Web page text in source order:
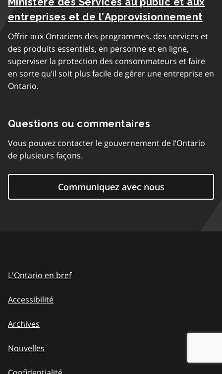
entreprises et de l’Approvisionnement
Offrir aux Ontariens des programmes, des services et
des produits essentiels, en personne et en ligne,
superviser la protection des consommateurs et faire
en sorte qu’il soit plus facile de gérer une entreprise en
Ontario.
Questions ou commentaires
Vous pouvez contacter le gouvernement de l’Ontario
de plusieurs façons.
Communiquez avec nous
L'Ontario en bref
Accessibilité
Archives
Nouvelles